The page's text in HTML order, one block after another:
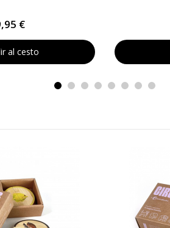
€
al cesto